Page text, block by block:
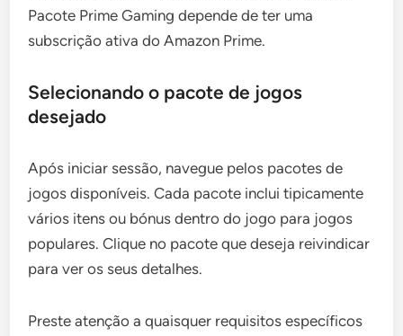
Pacote Prime Gaming depende de ter uma
subscrição ativa do Amazon Prime.
Selecionando o pacote de jogos
desejado
Após iniciar sessão, navegue pelos pacotes de
jogos disponíveis. Cada pacote inclui tipicamente
vários itens ou bónus dentro do jogo para jogos
populares. Clique no pacote que deseja reivindicar
para ver os seus detalhes.
Preste atenção a quaisquer requisitos específicos